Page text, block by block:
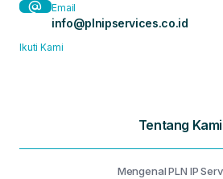
Email
info@plnipservices.co.id
Ikuti Kami
Tentang Kami
Mengenal PLN IP